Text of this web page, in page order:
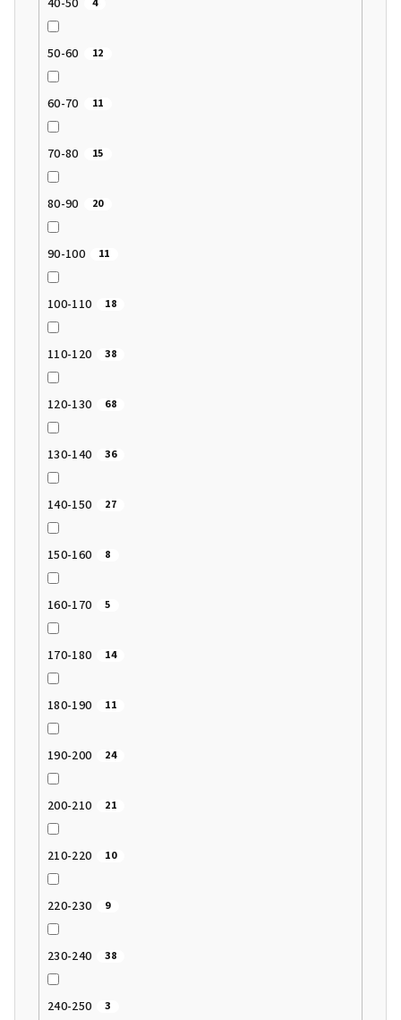
50-60 12
60-70 11
70-80 15
80-90 20
90-100 11
100-110 18
110-120 38
120-130 68
130-140 36
140-150 27
150-160 8
160-170 5
170-180 14
180-190 11
190-200 24
200-210 21
210-220 10
220-230 9
230-240 38
240-250 3